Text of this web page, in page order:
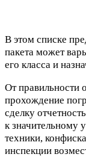
В этом списке
пакета может
его класса и
От правильности
прохождение
сделку
к значительному
техники,
инспекции